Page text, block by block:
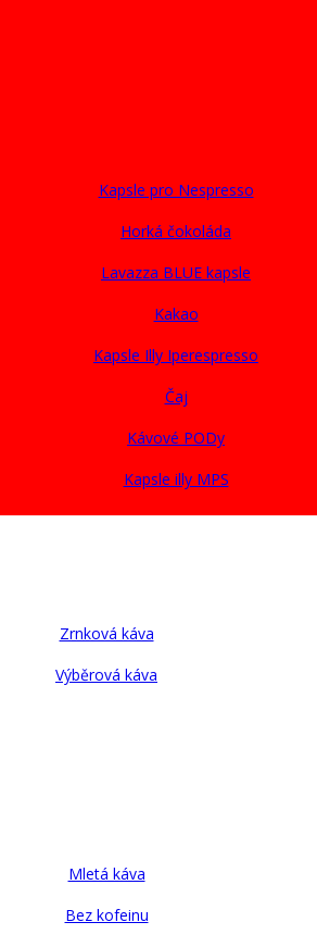
Kapsle pro Nespresso
Horká čokoláda
Lavazza BLUE kapsle
Kakao
Kapsle Illy Iperespresso
Čaj
Kávové PODy
Kapsle illy MPS
Zrnková káva
Výběrová káva
Mletá káva
Bez kofeinu